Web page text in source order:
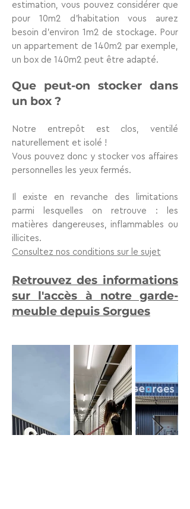
estimation, vous pouvez considérer que
pour 10m2 d’habitation vous aurez
besoin d’environ 1m2 de stockage. Pour
un appartement de 140m2 par exemple,
un box de 140m2 peut être adapté.
Que peut-on stocker dans
un box ?
Notre entrepôt est clos, ventilé
naturellement et isolé !
Vous pouvez donc y stocker vos affaires
personnelles les yeux fermés.
Il existe en revanche des limitations
parmi lesquelles on retrouve : les
matières dangereuses, inflammables ou
illicites.
Consultez nos conditions sur le sujet
Retrouvez des informations
sur l'accès à notre garde-
meuble depuis Sorgues